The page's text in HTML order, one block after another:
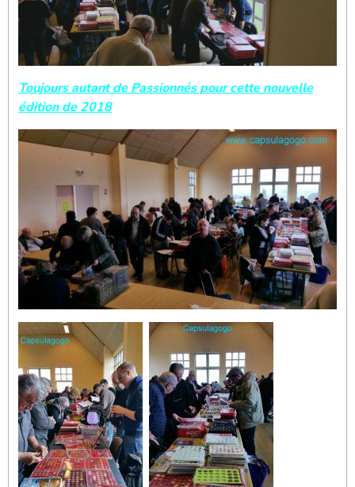
Toujours autant de Passionnés pour cette nouvelle
édition de 2018